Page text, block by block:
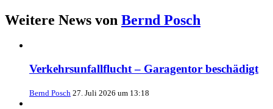
Weitere News von Bernd Posch
Verkehrsunfallflucht – Garagentor beschädigt
Bernd Posch 27. Juli 2026 um 13:18